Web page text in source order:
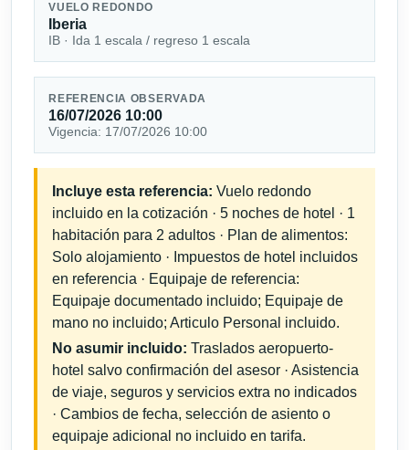
VUELO REDONDO
Iberia
IB · Ida 1 escala / regreso 1 escala
REFERENCIA OBSERVADA
16/07/2026 10:00
Vigencia: 17/07/2026 10:00
Incluye esta referencia: Vuelo redondo
incluido en la cotización · 5 noches de hotel · 1
habitación para 2 adultos · Plan de alimentos:
Solo alojamiento · Impuestos de hotel incluidos
en referencia · Equipaje de referencia:
Equipaje documentado incluido; Equipaje de
mano no incluido; Articulo Personal incluido.
No asumir incluido: Traslados aeropuerto-
hotel salvo confirmación del asesor · Asistencia
de viaje, seguros y servicios extra no indicados
· Cambios de fecha, selección de asiento o
equipaje adicional no incluido en tarifa.